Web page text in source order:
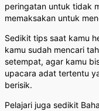
peringatan untuk tidak
memaksakan untuk
Sedikit tips saat kamu
kamu sudah mencari
setempat, agar kamu
upacara adat tertentu
berisik.
Pelajari juga sedikit